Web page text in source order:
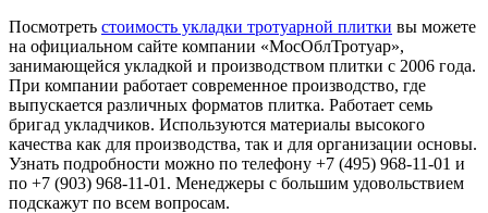
Посмотреть стоимость укладки тротуарной плитки вы можете
на официальном сайте компании «МосОблТротуар»,
занимающейся укладкой и производством плитки с 2006 года.
При компании работает современное производство, где
выпускается различных форматов плитка. Работает семь
бригад укладчиков. Используются материалы высокого
качества как для производства, так и для организации основы.
Узнать подробности можно по телефону +7 (495) 968-11-01 и
по +7 (903) 968-11-01. Менеджеры с большим удовольствием
подскажут по всем вопросам.